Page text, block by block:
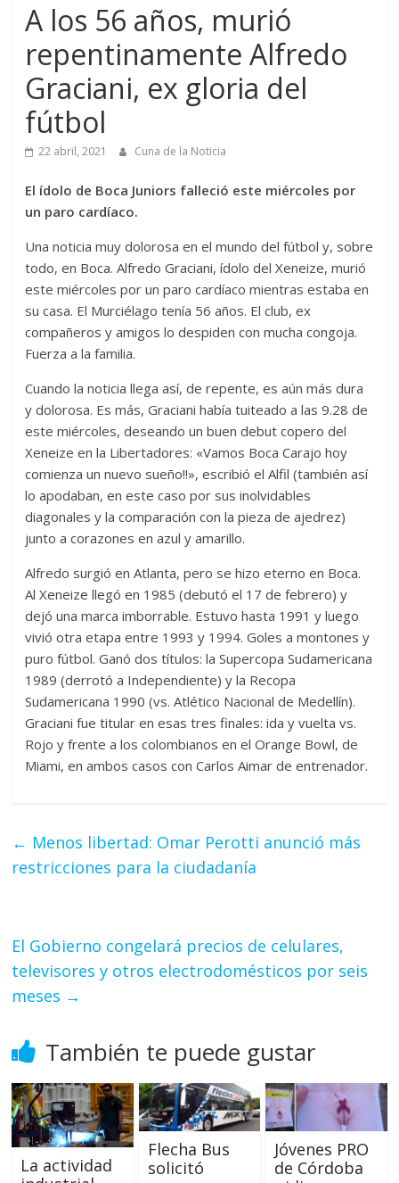
A los 56 años, murió
repentinamente Alfredo
Graciani, ex gloria del
fútbol
22 abril, 2021 Cuna de la Noticia
El ídolo de Boca Juniors falleció este miércoles por
un paro cardíaco.
Una noticia muy dolorosa en el mundo del fútbol y, sobre
todo, en Boca. Alfredo Graciani, ídolo del Xeneize, murió
este miércoles por un paro cardíaco mientras estaba en
su casa. El Murciélago tenía 56 años. El club, ex
compañeros y amigos lo despiden con mucha congoja.
Fuerza a la familia.
Cuando la noticia llega así, de repente, es aún más dura
y dolorosa. Es más, Graciani había tuiteado a las 9.28 de
este miércoles, deseando un buen debut copero del
Xeneize en la Libertadores: «Vamos Boca Carajo hoy
comienza un nuevo sueño!!», escribió el Alfil (también así
lo apodaban, en este caso por sus inolvidables
diagonales y la comparación con la pieza de ajedrez)
junto a corazones en azul y amarillo.
Alfredo surgió en Atlanta, pero se hizo eterno en Boca.
Al Xeneize llegó en 1985 (debutó el 17 de febrero) y
dejó una marca imborrable. Estuvo hasta 1991 y luego
vivió otra etapa entre 1993 y 1994. Goles a montones y
puro fútbol. Ganó dos títulos: la Supercopa Sudamericana
1989 (derrotó a Independiente) y la Recopa
Sudamericana 1990 (vs. Atlético Nacional de Medellín).
Graciani fue titular en esas tres finales: ida y vuelta vs.
Rojo y frente a los colombianos en el Orange Bowl, de
Miami, en ambos casos con Carlos Aimar de entrenador.
← Menos libertad: Omar Perotti anunció más
restricciones para la ciudadanía
El Gobierno congelará precios de celulares,
televisores y otros electrodomésticos por seis
meses →
También te puede gustar
La actividad
Flecha Bus
solicitó
Jóvenes PRO
de Córdoba